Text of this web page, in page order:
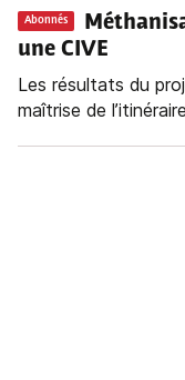
Abonnés
une CIVE
Les résultats du
maîtrise de